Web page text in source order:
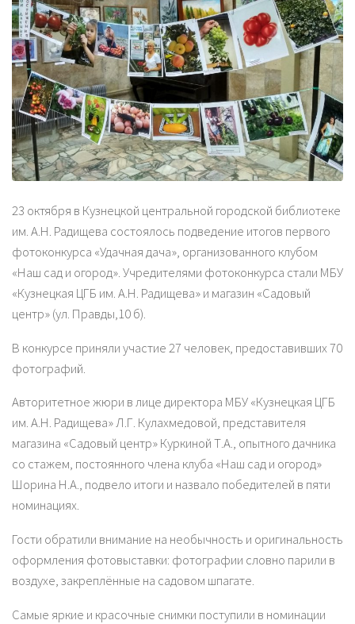
23 октября в Кузнецкой центральной городской библиотеке
им. А.Н. Радищева состоялось подведение итогов первого
фотоконкурса «Удачная дача», организованного клубом
«Наш сад и огород». Учредителями фотоконкурса стали МБУ
«Кузнецкая ЦГБ им. А.Н. Радищева» и магазин «Садовый
центр» (ул. Правды,10 б).
В конкурсе приняли участие 27 человек, предоставивших 70
фотографий.
Авторитетное жюри в лице директора МБУ «Кузнецкая ЦГБ
им. А.Н. Радищева» Л.Г. Кулахмедовой, представителя
магазина «Садовый центр» Куркиной Т.А., опытного дачника
со стажем, постоянного члена клуба «Наш сад и огород»
Шорина Н.А., подвело итоги и назвало победителей в пяти
номинациях.
Гости обратили внимание на необычность и оригинальность
оформления фотовыставки: фотографии словно парили в
воздухе, закреплённые на садовом шпагате.
Самые яркие и красочные снимки поступили в номинации